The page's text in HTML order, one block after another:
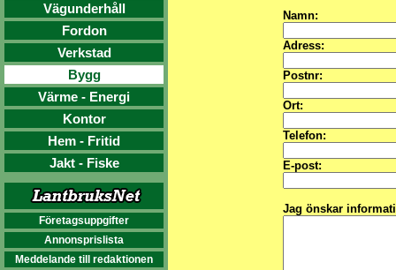
Vägunderhåll
Fordon
Verkstad
Bygg
Värme - Energi
Kontor
Hem - Fritid
Jakt - Fiske
Företagsuppgifter
Annonsprislista
Meddelande till redaktionen
Namn:
Adress:
Postnr:
Ort:
Telefon:
E-post:
Jag önskar